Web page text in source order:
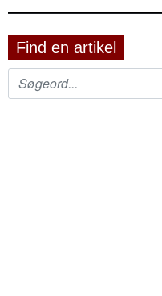
Find en artikel